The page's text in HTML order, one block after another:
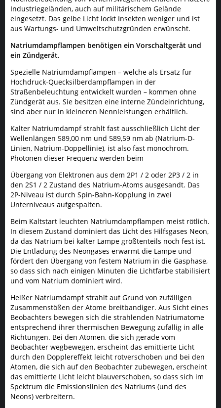
Industriegeländen, auch auf militärischem Gelände
eingesetzt. Das gelbe Licht lockt Insekten weniger und ist
aus Wartungs- und Umweltschutzgründen erwünscht.
Natriumdampflampen benötigen ein Vorschaltgerät und
ein Zündgerät.
Spezielle Natriumdampflampen – welche als Ersatz für
Hochdruck-Quecksilberdampflampen in der
Straßenbeleuchtung entwickelt wurden – kommen ohne
Zündgerät aus. Sie besitzen eine interne Zündeinrichtung,
sind aber nur in kleineren Nennleistungen erhältlich.
Kalter Natriumdampf strahlt fast ausschließlich Licht der
Wellenlängen 589,00 nm und 589,59 nm ab (Natrium-D-
Linien, Natrium-Doppellinie), ist also fast monochrom.
Photonen dieser Frequenz werden beim
Übergang von Elektronen aus dem 2P1 / 2 oder 2P3 / 2 in
den 2S1 / 2 Zustand des Natrium-Atoms ausgesandt. Das
2P-Niveau ist durch Spin-Bahn-Kopplung in zwei
Unterniveaus aufgespalten.
Beim Kaltstart leuchten Natriumdampflampen meist rötlich.
In diesem Zustand dominiert das Licht des Hilfsgases Neon,
da das Natrium bei kalter Lampe größtenteils noch fest ist.
Die Entladung des Neongases erwärmt die Lampe und
fördert den Übergang von festem Natrium in die Gasphase,
so dass sich nach einigen Minuten die Lichtfarbe stabilisiert
und vom Natrium dominiert wird.
Heißer Natriumdampf strahlt auf Grund von zufälligen
Zusammenstößen der Atome breitbandiger. Aus Sicht eines
Beobachters bewegen sich die strahlenden Natriumatome
entsprechend ihrer thermischen Bewegung zufällig in alle
Richtungen. Bei den Atomen, die sich gerade vom
Beobachter wegbewegen, erscheint das emittierte Licht
durch den Dopplereffekt leicht rotverschoben und bei den
Atomen, die sich auf den Beobachter zubewegen, erscheint
das emittierte Licht leicht blauverschoben, so dass sich im
Spektrum die Emissionslinien des Natriums (und des
Neons) verbreitern.